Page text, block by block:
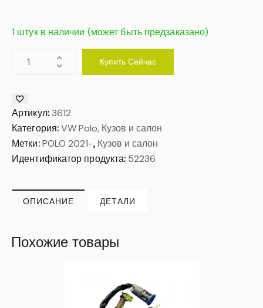
1 штук в наличии (может быть предзаказано)
Купить Сейчас
Артикул: 3612
Категория:VW Polo, Кузов и салон
Метки: POLO 2021-, Кузов и салон
Идентификатор продукта: 52236
ОПИСАНИЕ ДЕТАЛИ
Похожие товары